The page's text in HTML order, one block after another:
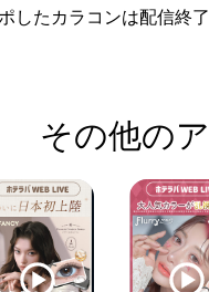
したカラコンは配信終
その他の